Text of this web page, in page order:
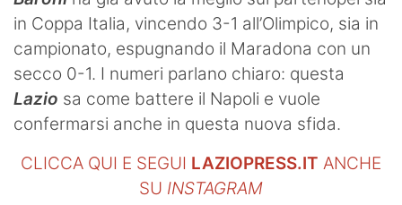
in Coppa Italia, vincendo 3-1 all’Olimpico, sia in
campionato, espugnando il Maradona con un
secco 0-1. I numeri parlano chiaro: questa
Lazio sa come battere il Napoli e vuole
confermarsi anche in questa nuova sfida.
CLICCA QUI E SEGUI LAZIOPRESS.IT ANCHE
SU INSTAGRAM